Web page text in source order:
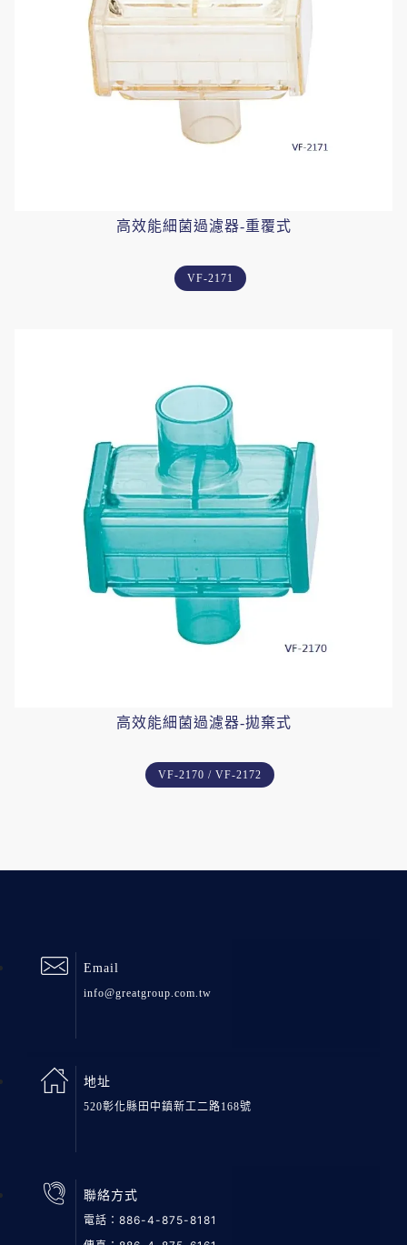
高效能細菌過濾器-重覆式
VF-2171
高效能細菌過濾器-拋棄式
VF-2170 / VF-2172
Email
info@greatgroup.com.tw
地址
520彰化縣田中鎮新工二路168號
聯絡方式
電話： 886-4-875-8181